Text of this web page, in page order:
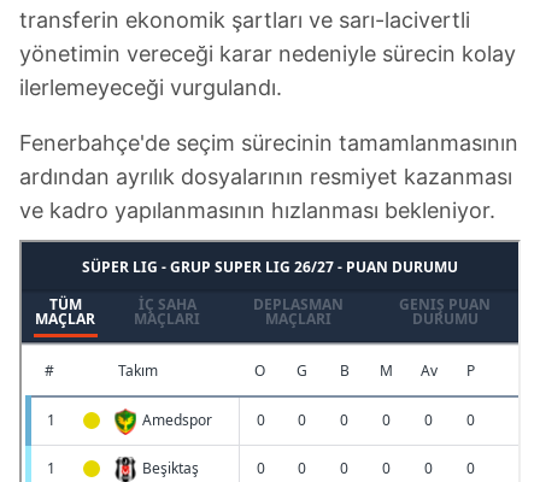
transferin ekonomik şartları ve sarı-lacivertli
yönetimin vereceği karar nedeniyle sürecin kolay
ilerlemeyeceği vurgulandı.
Fenerbahçe'de seçim sürecinin tamamlanmasının
ardından ayrılık dosyalarının resmiyet kazanması
ve kadro yapılanmasının hızlanması bekleniyor.